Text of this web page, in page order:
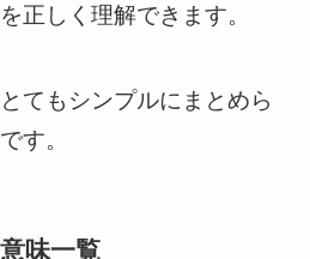
正しく理解できます。
てもシンプルにまとめら
す。
味一覧